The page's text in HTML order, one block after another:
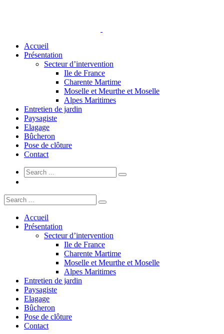
Accueil
Présentation
Secteur d’intervention
Ile de France
Charente Martime
Moselle et Meurthe et Moselle
Alpes Maritimes
Entretien de jardin
Paysagiste
Elagage
Bûcheron
Pose de clôture
Contact
Accueil
Présentation
Secteur d’intervention
Ile de France
Charente Martime
Moselle et Meurthe et Moselle
Alpes Maritimes
Entretien de jardin
Paysagiste
Elagage
Bûcheron
Pose de clôture
Contact